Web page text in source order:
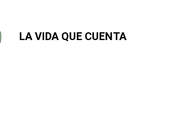
LA VIDA QUE CUENTA